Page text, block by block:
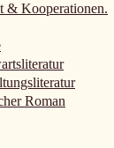
& Kooperationen.
Roman